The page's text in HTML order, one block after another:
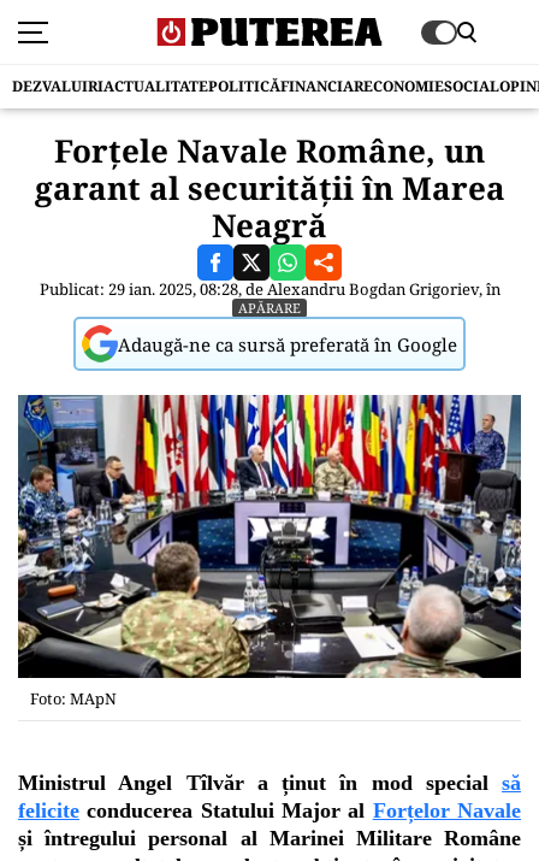
DEZVALUIRIACTUALITATEPOLITICĂFINANCIARECONOMIESOCIAL
Forțele Navale Române, un
garant al securității în Marea
Neagră
Publicat: 29 ian. 2025, 08:28, deAlexandru Bogdan Grigoriev, în
APĂRARE
Adaugă-ne ca sursă preferată în Google
Foto: MApN
Ministrul Angel Tîlvăr a ținut în mod special să
felicite conducerea Statului Major al Forțelor Navale
și întregului personal al Marinei Militare Române